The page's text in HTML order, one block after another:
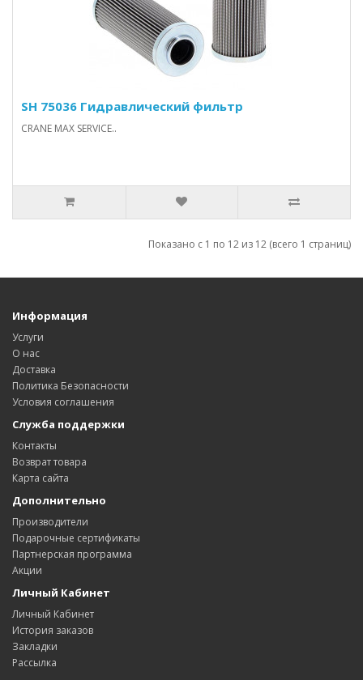
SH 75036 Гидравлический фильтр
CRANE MAX SERVICE..
Показано с 1 по 12 из 12 (всего 1 страниц)
Информация
Услуги
О нас
Доставка
Политика Безопасности
Условия соглашения
Служба поддержки
Контакты
Возврат товара
Карта сайта
Дополнительно
Производители
Подарочные сертификаты
Партнерская программа
Акции
Личный Кабинет
Личный Кабинет
История заказов
Закладки
Рассылка